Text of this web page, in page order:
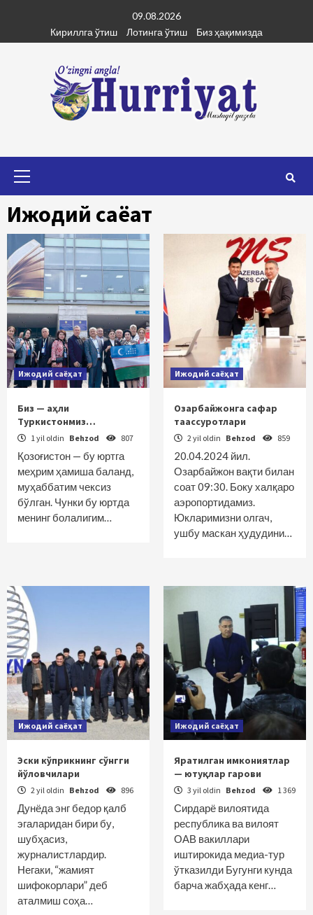
content
09.08.2026
Кириллга ўтиш
Лотинга ўтиш Биз ҳақимизда
Ижодий саёҳат
Ижодий саёҳат
Биз — аҳли
Туркистонмиз…
1 yil oldin Behzod 807
Қозоғистон — бу юртга
меҳрим ҳамиша баланд,
муҳаббатим чексиз
бўлган. Чунки бу юртда
менинг болалигим…
Ижодий саёҳат
Озарбайжонга сафар
таассуротлари
2 yil oldin Behzod 859
20.04.2024 йил.
Озарбайжон вақти билан
соат 09:30. Боку халқаро
аэропортидамиз.
Юкларимизни олгач,
ушбу маскан ҳудудини…
Ижодий саёҳат
Эски кўприкнинг сўнгги
йўловчилари
2 yil oldin Behzod 896
Дунёда энг бедор қалб
эгаларидан бири бу,
шубҳасиз,
журналистлардир.
Негаки, “жамият
шифокорлари” деб
аталмиш соҳа…
Ижодий саёҳат
Яратилган имкониятлар
— ютуқлар гарови
3 yil oldin Behzod 1 369
Сирдарё вилоятида
республика ва вилоят
ОАВ вакиллари
иштирокида медиа-тур
ўтказилди Бугунги кунда
барча жабҳада кенг…